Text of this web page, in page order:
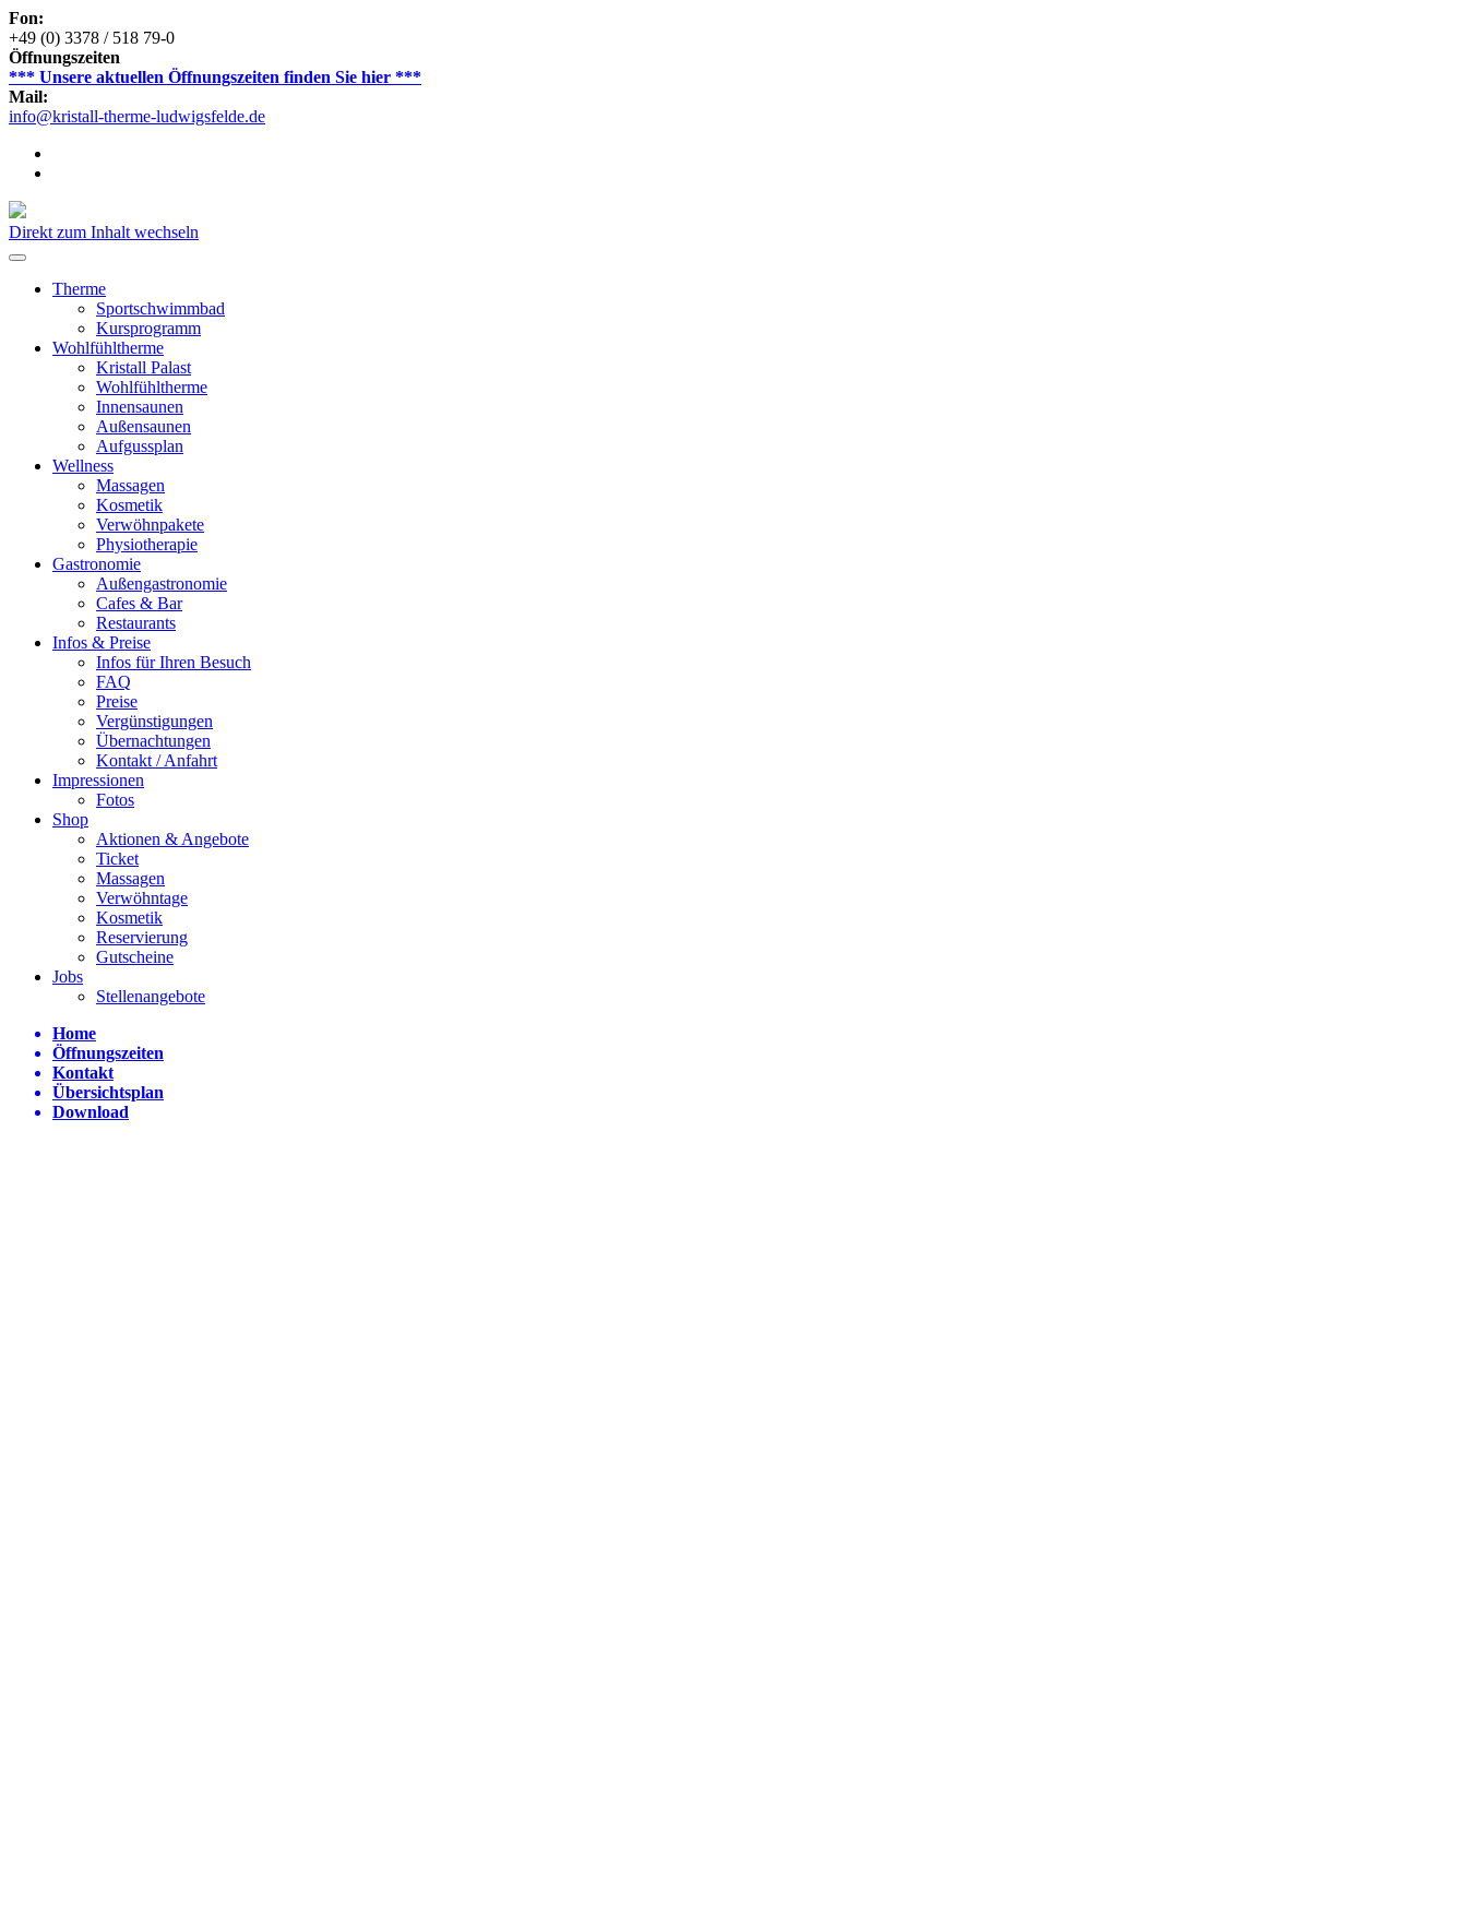
Fon:
+49 (0) 3378 / 518 79-0
Öffnungszeiten
*** Unsere aktuellen Öffnungszeiten finden Sie hier ***
Mail:
info@kristall-therme-ludwigsfelde.de
Direkt zum Inhalt wechseln
Therme
Sportschwimmbad
Kursprogramm
Wohlfühltherme
Kristall Palast
Wohlfühltherme
Innensaunen
Außensaunen
Aufgussplan
Wellness
Massagen
Kosmetik
Verwöhnpakete
Physiotherapie
Gastronomie
Außengastronomie
Cafes & Bar
Restaurants
Infos & Preise
Infos für Ihren Besuch
FAQ
Preise
Vergünstigungen
Übernachtungen
Kontakt / Anfahrt
Impressionen
Fotos
Shop
Aktionen & Angebote
Ticket
Massagen
Verwöhntage
Kosmetik
Reservierung
Gutscheine
Jobs
Stellenangebote
Home
Öffnungszeiten
Kontakt
Übersichtsplan
Download